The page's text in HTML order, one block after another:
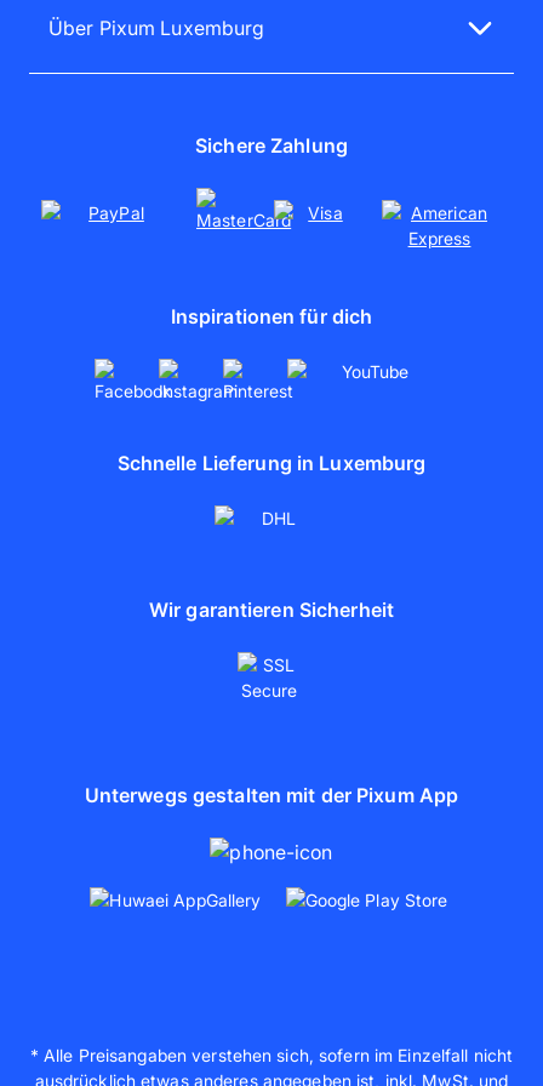
Bewertungen
Handyhülle selbst gestalten
Fotos online bestellen
Über Pixum Luxemburg
Über uns
Soziales Engagement
Sichere Zahlung
Inspirationen für dich
Schnelle Lieferung in Luxemburg
Wir garantieren Sicherheit
Unterwegs gestalten mit der Pixum App
* Alle Preisangaben verstehen sich, sofern im Einzelfall nicht
ausdrücklich etwas anderes angegeben ist, inkl. MwSt. und